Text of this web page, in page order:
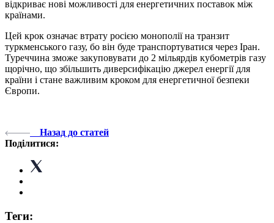
відкриває нові можливості для енергетичних поставок між
країнами.
Цей крок означає втрату росією монополії на транзит
туркменського газу, бо він буде транспортуватися через Іран.
Туреччина зможе закуповувати до 2 мільярдів кубометрів газу
щорічно, що збільшить диверсифікацію джерел енергії для
країни і стане важливим кроком для енергетичної безпеки
Європи.
Назад до статей
Поділитися:
Теги: